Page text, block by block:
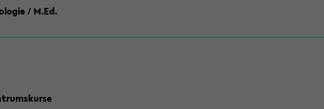
/ M.Ed.